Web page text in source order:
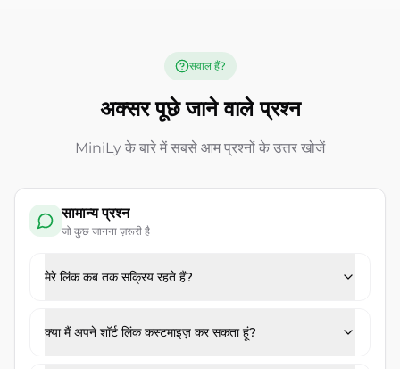
सवाल हैं?
अक्सर पूछे जाने वाले प्रश्न
MiniLy के बारे में सबसे आम प्रश्नों के उत्तर खोजें
सामान्य प्रश्न
जो कुछ जानना ज़रूरी है
मेरे लिंक कब तक सक्रिय रहते हैं?
क्या मैं अपने शॉर्ट लिंक कस्टमाइज़ कर सकता हूं?